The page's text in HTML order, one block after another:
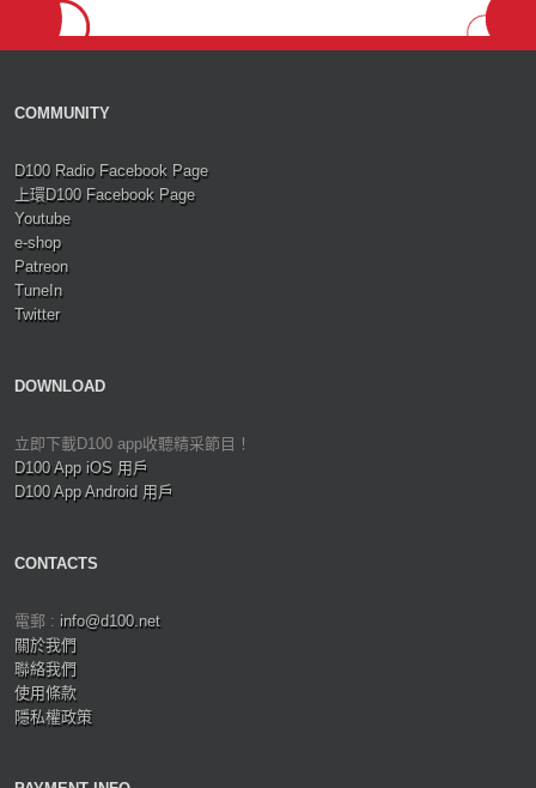
COMMUNITY
D100 Radio Facebook Page
上環D100 Facebook Page
Youtube
e-shop
Patreon
TuneIn
Twitter
DOWNLOAD
立即下載D100 app收聽精采節目！
D100 App iOS 用戶
D100 App Android 用戶
CONTACTS
電郵 : info@d100.net
關於我們
聯絡我們
使用條款
隱私權政策